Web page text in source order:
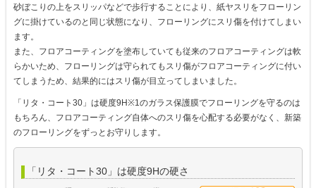
砂ぼこりの上をスリッパなどで歩行することにより、紙ヤスリをフローリン
グに掛けているのと同じ状態になり、フローリングにスリ傷を付けてしまい
ます。
また、フロアコーティングを塗布していても従来のフロアコーティングは軟
らかいため、フローリングは守られてもスリ傷がフロアコーティングに付い
てしまうため、結果的にはスリ傷が目立ってしまいました。
「リタ・コート30」は硬度9H※1のガラス保護膜でフローリングを守るのは
もちろん、フロアコーティング自体へのスリ傷を心配する必要がなく、新築
のフローリングをずっとお守りします。
「リタ・コート30」は硬度9Hの硬さ